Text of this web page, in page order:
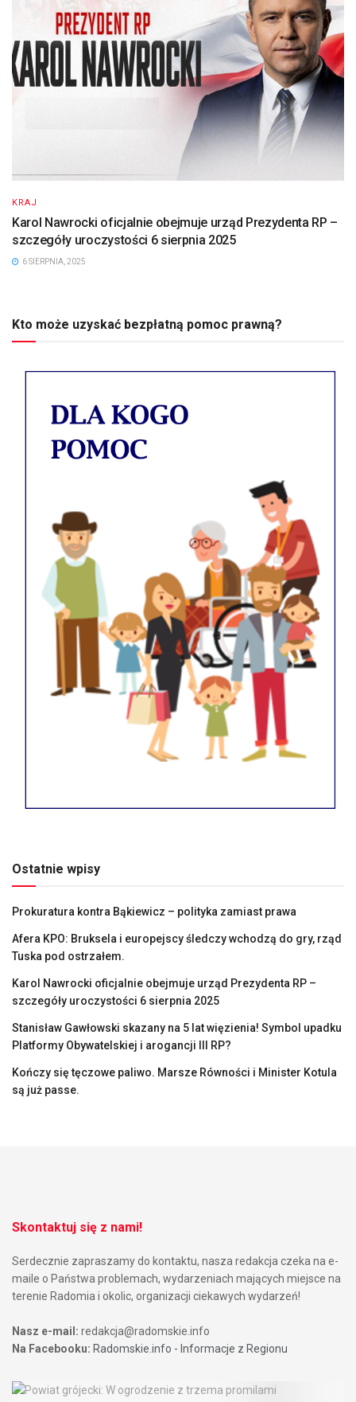
KRAJ
Karol Nawrocki oficjalnie obejmuje urząd Prezydenta RP –
szczegóły uroczystości 6 sierpnia 2025
6 SIERPNIA, 2025
Kto może uzyskać bezpłatną pomoc prawną?
Ostatnie wpisy
Prokuratura kontra Bąkiewicz – polityka zamiast prawa
Afera KPO: Bruksela i europejscy śledczy wchodzą do gry, rząd
Tuska pod ostrzałem.
Karol Nawrocki oficjalnie obejmuje urząd Prezydenta RP –
szczegóły uroczystości 6 sierpnia 2025
Stanisław Gawłowski skazany na 5 lat więzienia! Symbol upadku
Platformy Obywatelskiej i arogancji III RP?
Kończy się tęczowe paliwo. Marsze Równości i Minister Kotula
są już passe.
Skontaktuj się z nami!
Serdecznie zapraszamy do kontaktu, nasza redakcja czeka na e-
maile o Państwa problemach, wydarzeniach mających miejsce na
terenie Radomia i okolic, organizacji ciekawych wydarzeń!
Nasz e-mail: redakcja@radomskie.info
Na Facebooku: Radomskie.info - Informacje z Regionu